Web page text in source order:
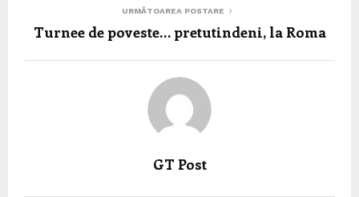
URMĂTOAREA POSTARE
Turnee de poveste… pretutindeni, la Roma
GT Post